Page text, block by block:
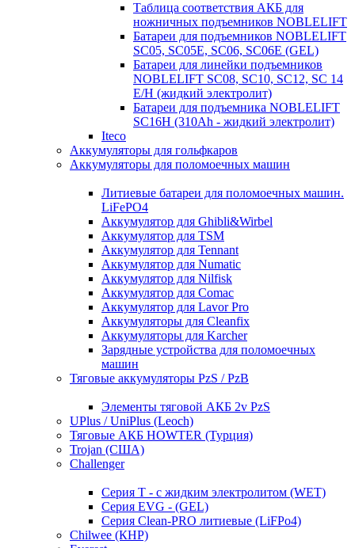
Таблица соответствия АКБ для
ножничных подъемников NOBLELIFT
Батареи для подъемников NOBLELIFT
SC05, SC05E, SC06, SC06E (GEL)
Батареи для линейки подъемников
NOBLELIFT SC08, SC10, SC12, SC 14
E/H (жидкий электролит)
Батареи для подъемника NOBLELIFT
SC16H (310Ah - жидкий электролит)
Iteco
Аккумуляторы для гольфкаров
Аккумуляторы для поломоечных машин
Литиевые батареи для поломоечных машин.
LiFePO4
Аккумулятор для Ghibli&Wirbel
Аккумулятор для TSM
Аккумулятор для Tennant
Аккумулятор для Numatic
Аккумулятор для Nilfisk
Аккумулятор для Comac
Аккумулятор для Lavor Pro
Аккумуляторы для Cleanfix
Аккумуляторы для Karcher
Зарядные устройства для поломоечных
машин
Тяговые аккумуляторы PzS / PzB
Элементы тяговой АКБ 2v PzS
UPlus / UniPlus (Leoch)
Тяговые АКБ HOWTER (Турция)
Trojan (США)
Challenger
Серия T - с жидким электролитом (WET)
Серия EVG - (GEL)
Серия Clean-PRO литиевые (LiFPo4)
Chilwee (КНР)